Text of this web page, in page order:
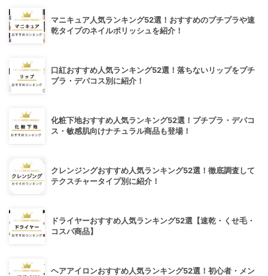
マニキュア人気ランキング52選！おすすめのプチプラや速
乾タイプのネイルポリッシュを紹介！
口紅おすすめ人気ランキング52選！落ちないリップをプチ
プラ・デパコス別に紹介！
化粧下地おすすめ人気ランキング52選！プチプラ・デパコ
ス・敏感肌向けナチュラル商品も登場！
クレンジングおすすめ人気ランキング52選！徹底調査して
テクスチャータイプ別に紹介！
ドライヤーおすすめ人気ランキング52選【速乾・くせ毛・
コスパ商品】
ヘアアイロンおすすめ人気ランキング52選！初心者・メン